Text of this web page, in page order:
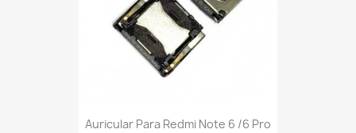
Auricular Para Redmi Note 6 /6 Pro